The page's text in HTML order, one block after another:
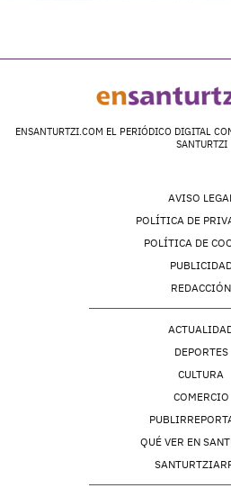
ENSANTURTZI.COM EL PERIÓDICO DIGITAL
SANTURTZI
AVISO LEGAL
POLÍTICA DE
POLÍTICA DE
REDACCIÓN
DEPORTES
CULTURA
COMERCIO
QUÉ VER EN